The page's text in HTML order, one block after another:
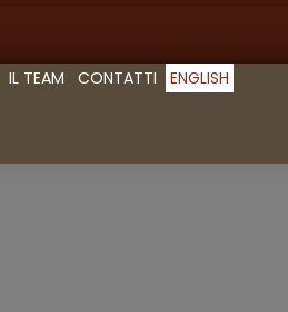
IL TEAM CONTATTI ENGLISH